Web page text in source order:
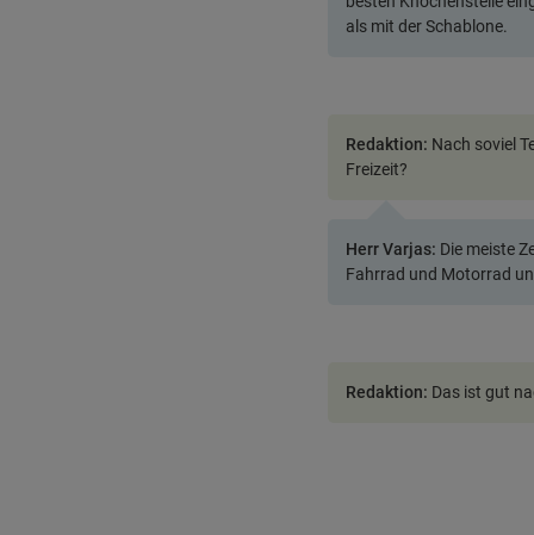
als mit der Schablone.
Redaktion: Nach soviel
Freizeit?
Herr Varjas: Die meiste
Fahrrad und Motorrad
Redaktion: Das ist gut